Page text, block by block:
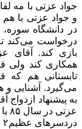
جواد عزتی با مه
و جواد عزتی با
در دانشگاه
درخواست می‌کند
بازی کند. آقای
همکاری کند ولی
تابستانی هم که
می‌گیرد. آشنایی‌ و
به پیشنهاد
دردسرهای عظیم۲ با هم حضور داشتند.